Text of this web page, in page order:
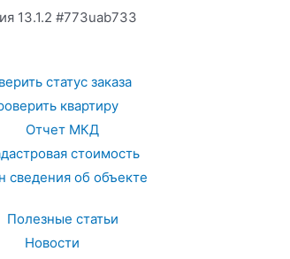
13.1.2 #773uab733
статус заказа
квартиру
Отчет МКД
стоимость
сведения об объекте
Полезные статьи
Новости